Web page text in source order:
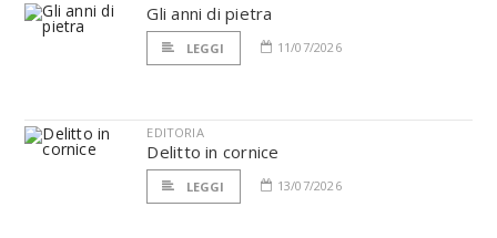
Gli anni di pietra
LEGGI 11/07/2026
EDITORIA
Delitto in cornice
LEGGI 13/07/2026